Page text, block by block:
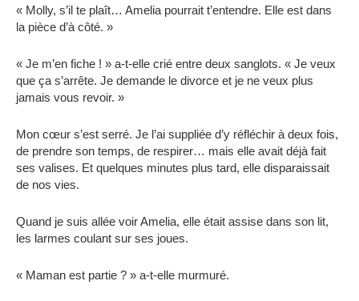
« Molly, s’il te plaît… Amelia pourrait t’entendre. Elle est dans
la pièce d’à côté. »
« Je m’en fiche ! » a-t-elle crié entre deux sanglots. « Je veux
que ça s’arrête. Je demande le divorce et je ne veux plus
jamais vous revoir. »
Mon cœur s’est serré. Je l’ai suppliée d’y réfléchir à deux fois,
de prendre son temps, de respirer… mais elle avait déjà fait
ses valises. Et quelques minutes plus tard, elle disparaissait
de nos vies.
Quand je suis allée voir Amelia, elle était assise dans son lit,
les larmes coulant sur ses joues.
« Maman est partie ? » a-t-elle murmuré.